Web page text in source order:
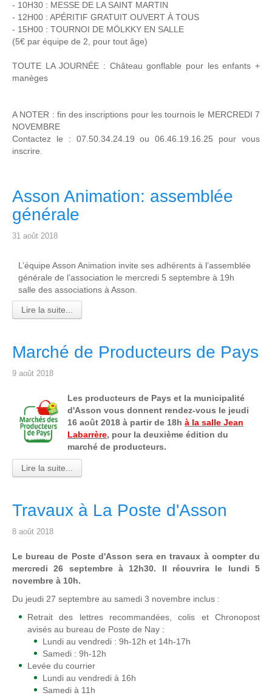
- 10H30 : MESSE DE LA SAINT MARTIN
- 12H00 : APÉRITIF GRATUIT OUVERT À TOUS
- 15H00 : TOURNOI DE MÖLKKY EN SALLE
(5€ par équipe de 2, pour tout âge)
TOUTE LA JOURNÉE : Château gonflable pour les enfants +
manèges
A NOTER : fin des inscriptions pour les tournois le MERCREDI 7
NOVEMBRE
Contactez le : 07.50.34.24.19 ou 06.46.19.16.25 pour vous
inscrire.
Asson Animation: assemblée
générale
31 août 2018
L’équipe Asson Animation invite ses adhérents à l’assemblée
générale de l’association le mercredi 5 septembre à 19h
salle des associations à Asson.
Lire la suite...
Marché de Producteurs de Pays
9 août 2018
Les producteurs de Pays et la municipalité
d'Asson vous donnent rendez-vous le jeudi
16 août 2018 à partir de 18h à la salle Jean
Labarrère, pour la deuxième édition du
marché de producteurs.
Lire la suite...
Travaux à La Poste d'Asson
8 août 2018
Le bureau de Poste d'Asson sera en travaux à compter du
mercredi 26 septembre à 12h30. Il réouvrira le lundi 5
novembre à 10h.
Du jeudi 27 septembre au samedi 3 novembre inclus :
Retrait des lettres recommandées, colis et Chronopost
avisés au bureau de Poste de Nay :
Lundi au vendredi : 9h-12h et 14h-17h
Samedi : 9h-12h
Levée du courrier
Lundi au vendredi à 16h
Samedi à 11h